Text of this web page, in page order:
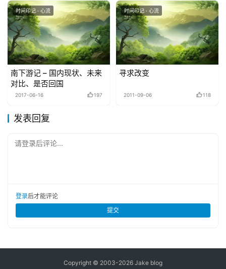
时间印记 · 心流
南下游记 – 国内现状、未来
对比、是否回国
2017-06-16 197
时间印记 · 心流
寻求改变
2011-09-06 118
发表回复
请登录后评论...
登录后才能评论
提交
Copyright © 2003-2026 Jake blog